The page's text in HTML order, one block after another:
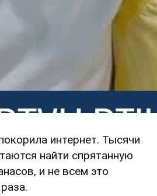
интернет. Тысячи
найти спрятанную
и не всем это